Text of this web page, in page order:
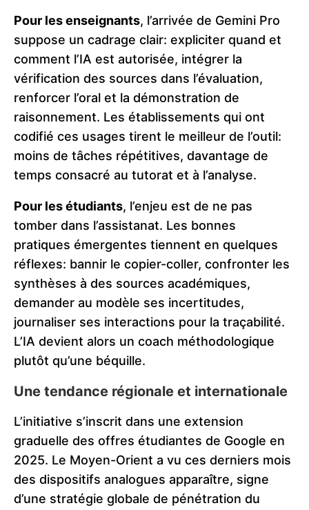
Pour les enseignants, l’arrivée de Gemini Pro
suppose un cadrage clair: expliciter quand et
comment l’IA est autorisée, intégrer la
vérification des sources dans l’évaluation,
renforcer l’oral et la démonstration de
raisonnement. Les établissements qui ont
codifié ces usages tirent le meilleur de l’outil:
moins de tâches répétitives, davantage de
temps consacré au tutorat et à l’analyse.
Pour les étudiants, l’enjeu est de ne pas
tomber dans l’assistanat. Les bonnes
pratiques émergentes tiennent en quelques
réflexes: bannir le copier-coller, confronter les
synthèses à des sources académiques,
demander au modèle ses incertitudes,
journaliser ses interactions pour la traçabilité.
L’IA devient alors un coach méthodologique
plutôt qu’une béquille.
Une tendance régionale et internationale
L’initiative s’inscrit dans une extension
graduelle des offres étudiantes de Google en
2025. Le Moyen-Orient a vu ces derniers mois
des dispositifs analogues apparaître, signe
d’une stratégie globale de pénétration du